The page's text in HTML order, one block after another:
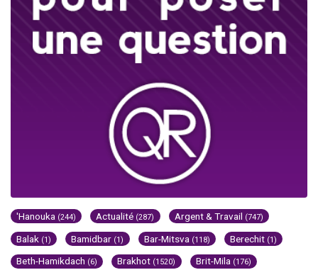
'Hanouka (244) Actualité (287) Argent & Travail (747)
Balak (1) Bamidbar (1) Bar-Mitsva (118) Berechit (1)
Beth-Hamikdach (6) Brakhot (1520) Brit-Mila (176)